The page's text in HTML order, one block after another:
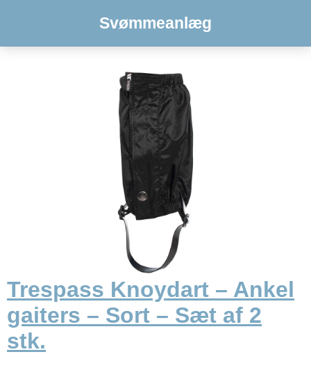
Svømmeanlæg
Trespass Knoydart – Ankel
gaiters – Sort – Sæt af 2
stk.